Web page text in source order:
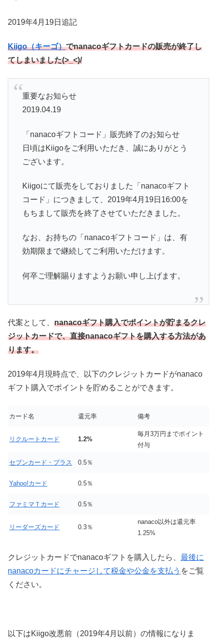
2019年4月19日追記
Kiigo（キーゴ）でnanacoギフトカードの販売が終了し
てしまいました(>_<)/
重要なお知らせ
2019.04.19
「nanacoギフトコード」販売終了のお知らせ
日頃はKiigoをご利用いただき、誠にありがとう
ございます。
Kiigoにて販売をしておりました「nanacoギフト
コード」につきまして、2019年4月19日16:00を
もちまして販売を終了させていただきました。
なお、お持ちの「nanacoギフトコード」は、有
効期限まで継続してご利用いただけます。
何卒ご理解賜りますようお願い申し上げます。
代案として、 nanacoギフト購入でポイントが貯まるクレ
ジットカードで、直接nanacoギフトを購入する方法があ
ります。
2019年4月現時点で、以下のクレジットカードがnanaco
ギフト購入でポイントを貯めることができます。
カード名 還元率 備考
リクルートカード 1.2%
毎月3万円までポイント
付与
セブンカード・プラス 0.5％
Yahoo!カード 0.5％
ファミマＴカード 0.5％
リーダーズカード 0.3％
nanaco以外は還元率
1.25%
クレジットカードでnanacoギフトを購入したら、 最後に
nanacoカードにチャージして税金や公金を支払う をご覧
ください。
以下はKiigo改悪前（2019年4月以前）の情報になりま